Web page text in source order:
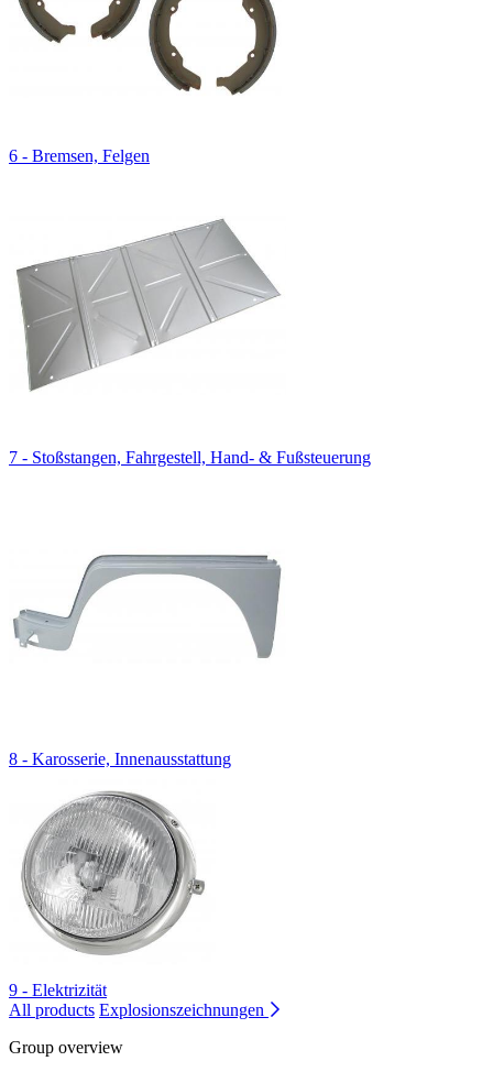
6 - Bremsen, Felgen
7 - Stoßstangen, Fahrgestell, Hand- & Fußsteuerung
8 - Karosserie, Innenausstattung
9 - Elektrizität
All products Explosionszeichnungen
Group overview